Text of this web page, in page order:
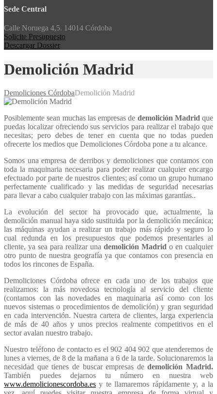
Sede Central
Calle Noruega 4,5. 14014 Córdoba
Solicite Presupuesto
Descargar Dossier
Demolición Madrid
Demoliciones CórdobaDemolición Madrid
Posiblemente sean muchas las empresas de demolición Madrid que
puedas localizar ofreciendo sus servicios para realizar el trabajo que
necesitas; pero debes de tener en cuenta que no todas pueden
ofrecerte los medios que Demoliciones Córdoba pone a tu alcance.
Somos una empresa de derribos y demoliciones que contamos con
toda la maquinaria necesaria para poder realizar cualquier encargo
efectuado por parte de nuestros clientes; así como un grupo humano
perfectamente cualificado y las medidas de seguridad necesarias
para llevar a cabo cualquier trabajo con las máximas garantías..
La evolución del sector ha provocado que, actualmente, la
demolición manual haya sido sustituida por la demolición mecánica;
las máquinas ayudan a realizar un trabajo más rápido y seguro lo
cual redunda en los presupuestos que podemos presentarles al
cliente, ya sea para realizar una demolición Madrid o en cualquier
otro punto de nuestra geografía ya que contamos con presencia en
todos los rincones de España.
Demoliciones Córdoba ofrece en cada uno de los trabajos que
realizamos: la más novedosa tecnología al servicio del cliente
(contamos con las novedades en maquinaria así como con los
nuevos sistemas o procedimientos de demolición) y gran seguridad
en cada intervención. Nuestra cartera de clientes, larga experiencia
de más de 40 años y unos precios realmente competitivos en el
sector avalan nuestro trabajo.
Nuestro teléfono de contacto es el 902 404 902 que atenderemos de
lunes a viernes, de 8 de la mañana a 6 de la tarde. Solucionaremos la
necesidad que tienes de buscar empresas dedemolición Madrid.
También puedes dejarnos tu número en nuestra web
www.demolicionescordoba.es y te llamaremos rápidamente y, a la